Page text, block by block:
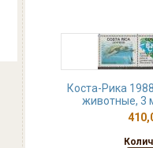
Коста-Рика
животные, 3